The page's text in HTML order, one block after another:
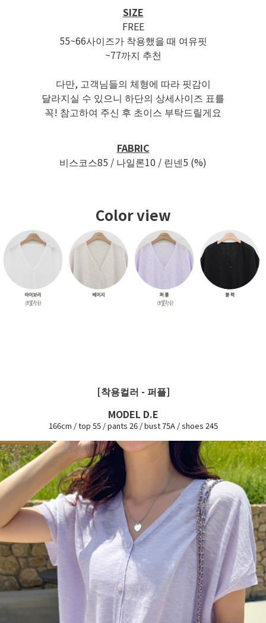
SIZE
FREE
55~66사이즈가 착용했을 때 여유핏
~77까지 추천
다만, 고객님들의 체형에 따라 핏감이
달라지실 수 있으니 하단의 상세사이즈 표를
꼭! 참고하여 주신 후 초이스 부탁드릴게요
FABRIC
비스코스85 / 나일론10 / 린넨5 (%)
Color view
[착용컬러 - 퍼플]
MODEL D.E
166cm / top 55 / pants 26 / bust 75A / shoes 245